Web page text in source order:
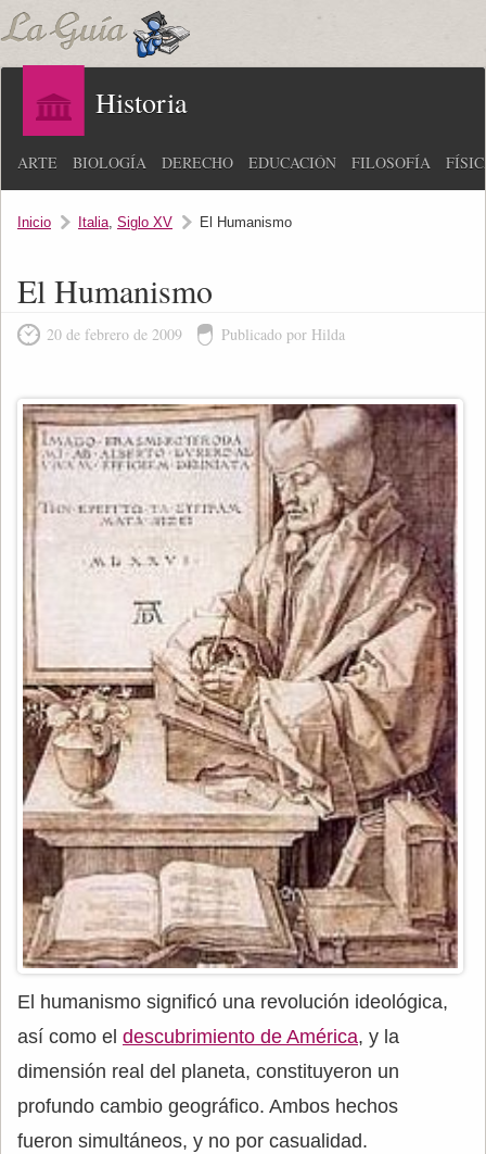
Historia
ARTE BIOLOGÍA DERECHO EDUCACIÓN FILOSOFÍA
Inicio Italia, Siglo XV El Humanismo
El Humanismo
20 de febrero de 2009 Publicado por Hilda
El humanismo significó una revolución ideológica,
así como el descubrimiento de América, y la
dimensión real del planeta, constituyeron un
profundo cambio geográfico. Ambos hechos
fueron simultáneos, y no por casualidad.